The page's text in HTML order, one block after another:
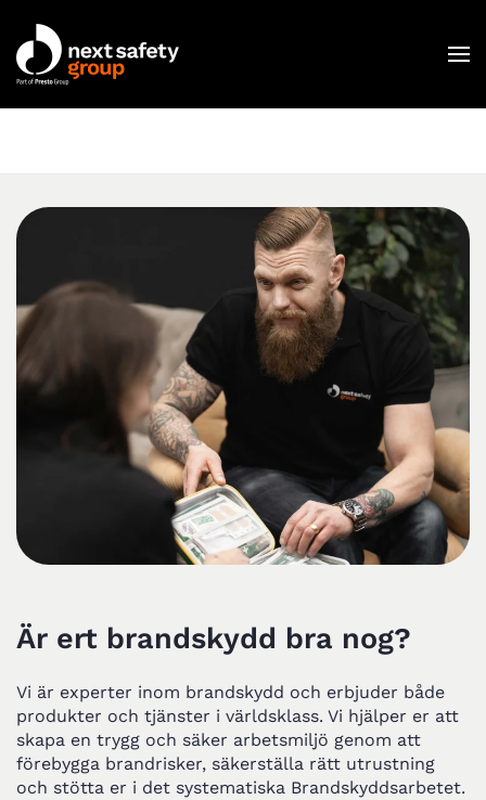
Skip to main content
Är ert brandskydd bra nog?
Vi är experter inom brandskydd och erbjuder både
produkter och tjänster i världsklass. Vi hjälper er att
skapa en trygg och säker arbetsmiljö genom att
förebygga brandrisker, säkerställa rätt utrustning
och stötta er i det systematiska Brandskyddsarbetet.